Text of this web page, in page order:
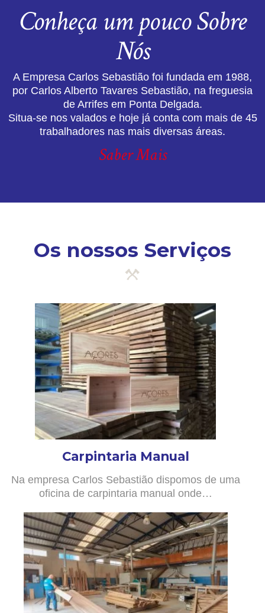
Conheça um pouco Sobre
Nós
A Empresa Carlos Sebastião foi fundada em 1988,
por Carlos Alberto Tavares Sebastião, na freguesia
de Arrifes em Ponta Delgada.
Situa-se nos valados e hoje já conta com mais de 45
trabalhadores nas mais diversas áreas.
Saber Mais
Os nossos Serviços
Carpintaria Manual
Na empresa Carlos Sebastião dispomos de uma
oficina de carpintaria manual onde…